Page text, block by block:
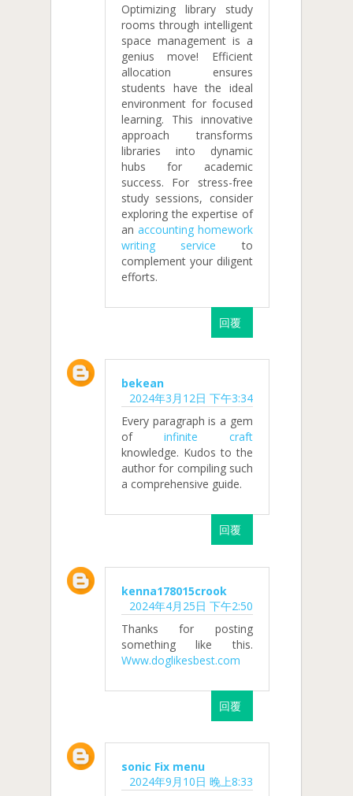
Optimizing library study
rooms through intelligent
space management is a
genius move! Efficient
allocation ensures
students have the ideal
environment for focused
learning. This innovative
approach transforms
libraries into dynamic
hubs for academic
success. For stress-free
study sessions, consider
exploring the expertise of
an accounting homework
writing service to
complement your diligent
efforts.
回覆
bekean
2024年3月12日 下午3:34
Every paragraph is a gem
of infinite craft
knowledge. Kudos to the
author for compiling such
a comprehensive guide.
回覆
kenna178015crook
2024年4月25日 下午2:50
Thanks for posting
something like this.
Www.doglikesbest.com
回覆
sonic Fix menu
2024年9月10日 晚上8:33